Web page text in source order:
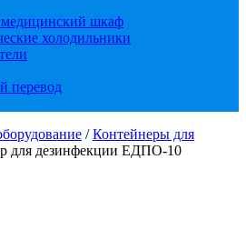
шкаф
холодильники
перевод
/Контейнеры для
для дезинфекции ЕДПО-10